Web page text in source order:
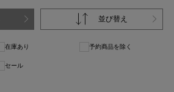
並び替え
在庫あり 予約商品を除く
セール